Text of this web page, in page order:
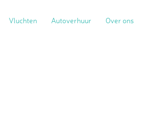
Vluchten Autoverhuur Over ons